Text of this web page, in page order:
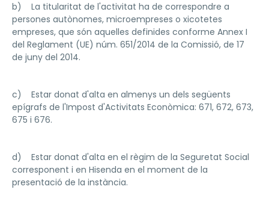
b) La titularitat de l'activitat ha de correspondre a
persones autònomes, microempreses o xicotetes
empreses, que són aquelles definides conforme Annex I
del Reglament (UE) núm. 651/2014 de la Comissió, de 17
de juny del 2014.
c) Estar donat d'alta en almenys un dels següents
epígrafs de l'Impost d'Activitats Econòmica: 671, 672, 673,
675 i 676.
d) Estar donat d'alta en el règim de la Seguretat Social
corresponent i en Hisenda en el moment de la
presentació de la instància.